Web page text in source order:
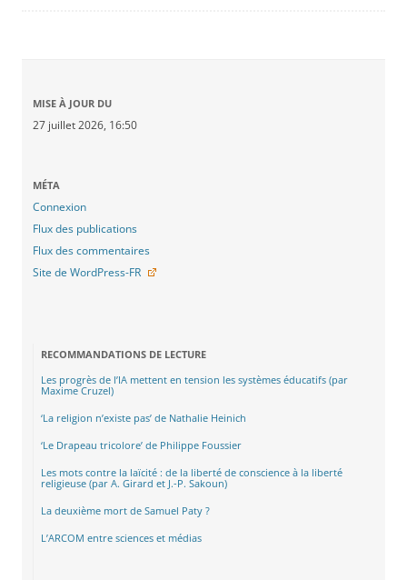
MISE À JOUR DU
27 juillet 2026, 16:50
MÉTA
Connexion
Flux des publications
Flux des commentaires
Site de WordPress-FR
RECOMMANDATIONS DE LECTURE
Les progrès de l’IA mettent en tension les systèmes éducatifs (par
Maxime Cruzel)
‘La religion n’existe pas’ de Nathalie Heinich
‘Le Drapeau tricolore’ de Philippe Foussier
Les mots contre la laïcité : de la liberté de conscience à la liberté
religieuse (par A. Girard et J.-P. Sakoun)
La deuxième mort de Samuel Paty ?
L’ARCOM entre sciences et médias